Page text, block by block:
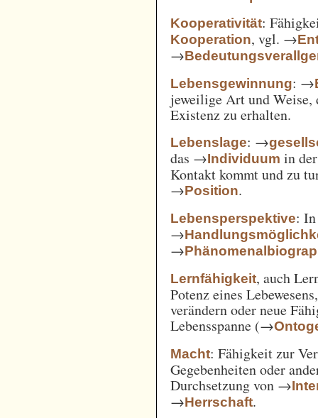
Kooperativität:
Kooperation, vgl. →
→
Lebensgewinnung: →
jeweilige Art und
Existenz zu erhalten.
Lebenslage: →
das →Individuum in
Kontakt kommt und zu
→Position.
Lebensperspektive:
→
→
Lernfähigkeit, auch
Potenz eines
verändern oder neue
Lebensspanne (→
Macht: Fähigkeit zur
Gegebenheiten oder
Durchsetzung von →
→Herrschaft.